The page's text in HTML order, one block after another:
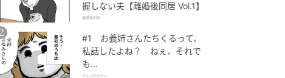
握しない夫【離婚後同居 Vol.1】
離婚後同居
#1 お義姉さんたちくるって、
私話したよね？ ねぇ、それで
も…
ぜんぶ私のせい